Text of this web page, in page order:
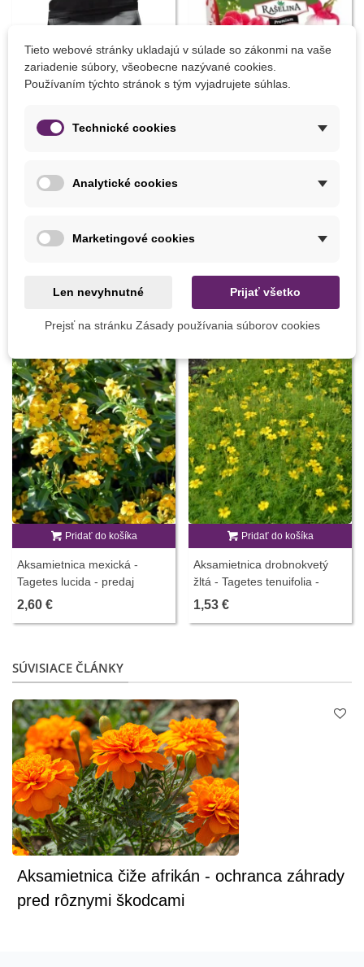
predaj hnojív - 300 ml
4,32 € 8,02 €
8 INÝCH PRODUKTOV V TEJ ISTEJ KATEGÓRII:
Pridať do košíka
Aksamietnica mexická -
Tagetes lucida - predaj
semien - 0,2 g
2,60 €
Pridať do košíka
Aksamietnica drobnokvetý
žltá - Tagetes tenuifolia -
semená aksamietnice - 0,2 g
1,53 €
SÚVISIACE ČLÁNKY
Aksamietnica čiže afrikán - ochranca záhrady
pred rôznymi škodcami
Tieto webové stránky ukladajú v súlade so zákonmi na vaše
zariadenie súbory, všeobecne nazývané cookies.
Používaním týchto stránok s tým vyjadrujete súhlas.
Technické cookies
Analytické cookies
Marketingové cookies
Len nevyhnutné Prijať všetko
Prejsť na stránku Zásady používania súborov cookies